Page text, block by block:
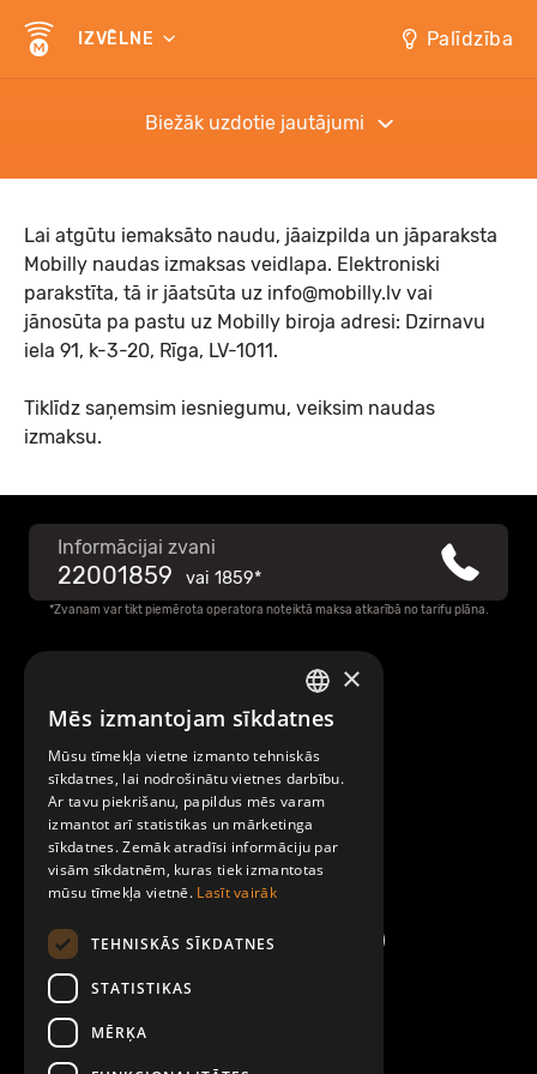
IZVĒLNE Palīdzība
Biežāk uzdotie jautājumi
Lai atgūtu iemaksāto naudu, jāaizpilda un jāparaksta
Mobilly naudas izmaksas veidlapa. Elektroniski
parakstīta, tā ir jāatsūta uz info@mobilly.lv vai
jānosūta pa pastu uz Mobilly biroja adresi: Dzirnavu
iela 91, k-3-20, Rīga, LV-1011.
Tiklīdz saņemsim iesniegumu, veiksim naudas
izmaksu.
Informācijai zvani
22001859 vai 1859*
*Zvanam var tikt piemērota operatora noteiktā maksa atkarībā no tarifu plāna.
Par Mobilly
Noteikumi un līgumi
Kontakti
LATVIAN
ENGLISH
×
Mēs izmantojam sīkdatnes
Mūsu tīmekļa vietne izmanto tehniskās
sīkdatnes, lai nodrošinātu vietnes darbību.
Ar tavu piekrišanu, papildus mēs varam
izmantot arī statistikas un mārketinga
sīkdatnes. Zemāk atradīsi informāciju par
visām sīkdatnēm, kuras tiek izmantotas
mūsu tīmekļa vietnē. Lasīt vairāk
TEHNISKĀS SĪKDATNES
STATISTIKAS
MĒRĶA